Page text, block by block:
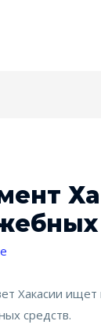
Хакасии ищет
средств.